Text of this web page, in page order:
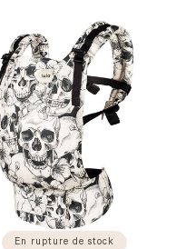
En rupture de stock